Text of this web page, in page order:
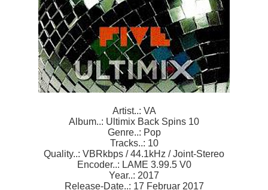
Artist..: VA
Album..: Ultimix Back Spins 10
Genre..: Pop
Tracks..: 10
Quality..: VBRkbps / 44.1kHz / Joint-Stereo
Encoder..: LAME 3.99.5 V0
Year..: 2017
Release-Date..: 17 Februar 2017